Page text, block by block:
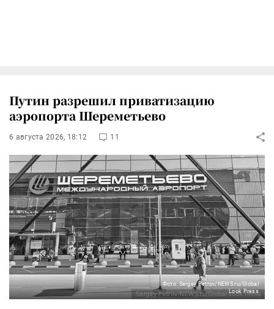
Путин разрешил приватизацию
аэропорта Шереметьево
6 августа 2026, 18:12 11
Фото: Sergey Petrov/NEWS.ru/Global
Look Press